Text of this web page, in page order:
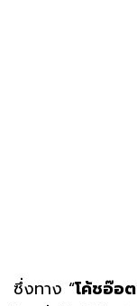
ซึ่งทาง “โค้ชอ๊อต